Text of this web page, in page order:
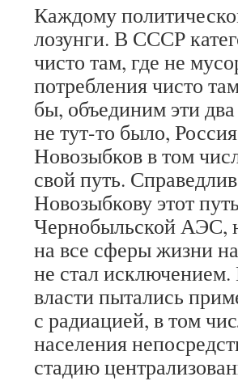
Каждому
лозунги. В СССР
чисто там, где не
потребления чисто
бы, объединим эти
не тут-то было,
Новозыбков в том
свой путь.
Новозыбкову этот
Чернобыльской АЭС,
на все сферы жизни
не стал
власти пытались
с радиацией, в том
населения
стадию